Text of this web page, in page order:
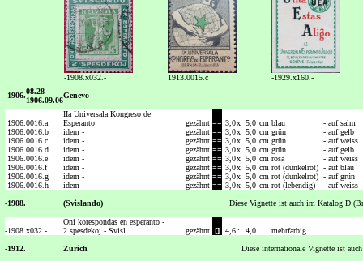
-1908.x032.- 1913.0015.c
-1929.x160.-
1906.08.28-
1906.09.06
Genevo
1906. 0016.a
IIa Universala Kongreso de
Esperanto
gezähnt == 3,0x 5,0 cm blau
- auf salm
1906. 0016.b idem - gezähnt == 3,0x 5,0 cm grün
- auf gelb
1906. 0016.c idem - gezähnt == 3,0x 5,0 cm grün
- auf weiss
1906. 0016.d idem - gezähnt == 3,0x 5,0 cm grün
- auf gelb
1906. 0016.e idem - gezähnt == 3,0x 5,0 cm rosa
- auf weiss
1906. 0016.f idem - gezähnt == 3,0x 5,0 cm rot (dunkelrot) - auf blau
1906. 0016.g idem - gezähnt == 3,0x 5,0 cm rot (dunkelrot) - auf grün
1906. 0016.h idem - gezähnt == 3,0x 5,0 cm rot (lebendig)
- auf weiss
-1908.
(Svislando) Diese Vignette ist auch im Katalog D
-1908. x032.-
Oni korespondas en esperanto -
2 spesdekoj - Svisl....
gezähnt [] 4,6 : 4,0
mehrfarbig
-1912.
Zürich Diese internationale Vignette ist